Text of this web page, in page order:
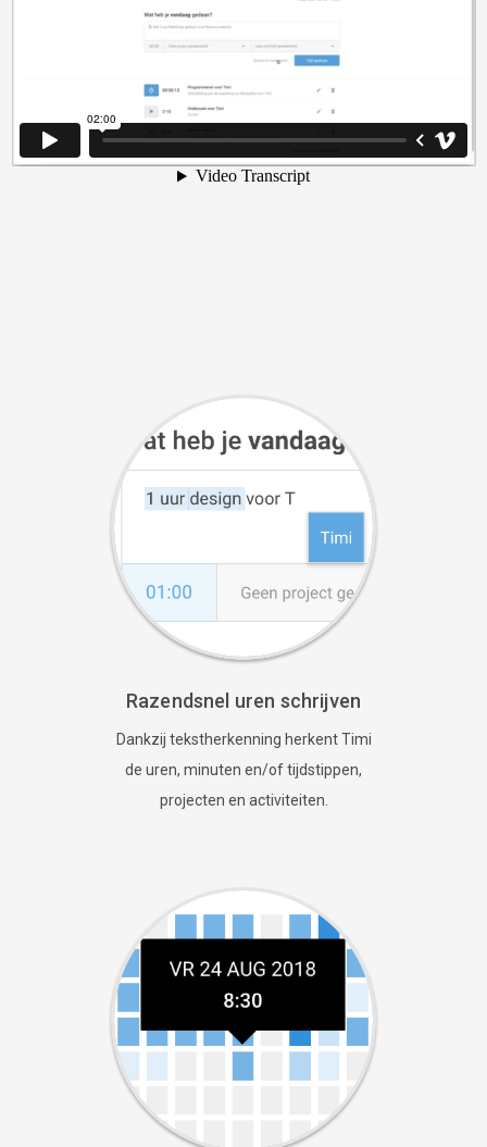
Razendsnel uren schrijven
Dankzij tekstherkenning herkent Timi
de uren, minuten en/of tijdstippen,
projecten en activiteiten.